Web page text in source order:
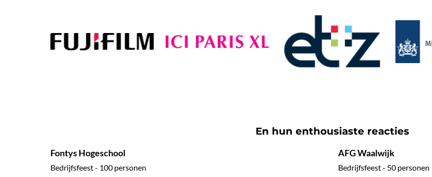
En hun enthousiaste reacties
Fontys Hogeschool
Bedrijfsfeest - 100 personen
AFG Waalwijk
Bedrijfsfeest - 50 personen